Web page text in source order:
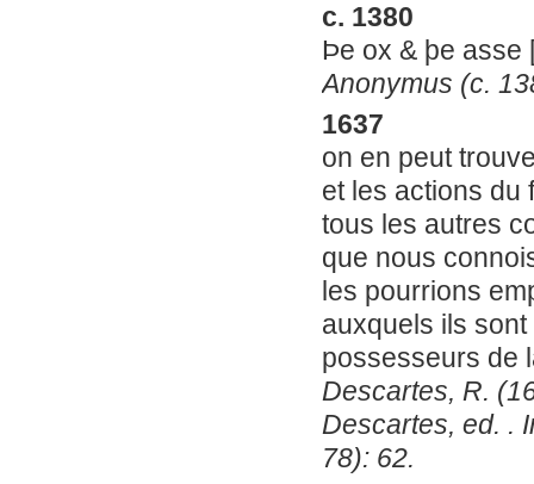
c. 1380
Þe ox & þe
Anonymus (c.
1637
on en peut
et les actions du
tous les autres
que nous
les pourrions
auxquels ils
possesseurs de
Descartes, R.
Descartes, ed. .
78): 62.